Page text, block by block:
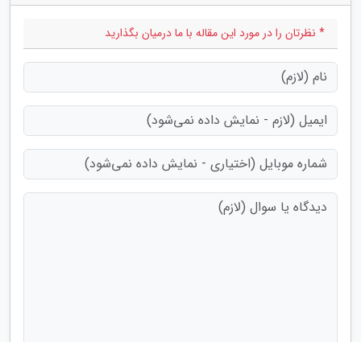
* نظرتان را در مورد این مقاله با ما درمیان بگذارید